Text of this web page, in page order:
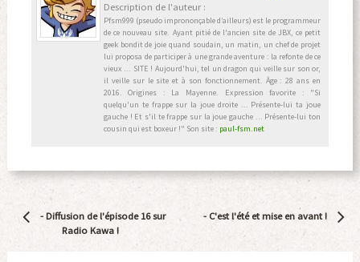
Description de l'auteur :
Pfsm999 (pseudo imprononçable d’ailleurs) est le programmeur
de ce nouveau site. Ayant pitié de l'ancien site de JBX, ce petit
geek bondit de joie quand soudain, un matin, un chef de projet
lui proposa de participer à une grande aventure : la refonte de ce
vieux ... SITE ! Aujourd'hui, tel un dragon qui veille sur son or,
il veille sur le site et à son fonctionnement. Âge : 28 ans en
2016. Origines : La Mayenne. Expression favorite : "Si
quelqu'un te frappe sur la joue droite ... Présente-lui ta joue
gauche ! Et s'il te frappe sur la joue gauche ... Présente-lui ton
cousin qui est boxeur !" Son site : paul-fsm.net
Navigation
Article
-Diffusion de l'épisode 16 sur
Radio Kawa !
- C'est l'été et mise en avant !